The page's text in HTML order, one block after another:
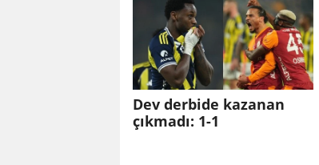
Dev derbide kazanan
çıkmadı: 1-1